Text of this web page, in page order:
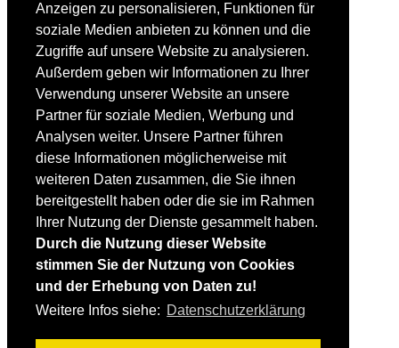
Anzeigen zu personalisieren, Funktionen für
soziale Medien anbieten zu können und die
Zugriffe auf unsere Website zu analysieren.
Außerdem geben wir Informationen zu Ihrer
Verwendung unserer Website an unsere
Partner für soziale Medien, Werbung und
Analysen weiter. Unsere Partner führen
diese Informationen möglicherweise mit
weiteren Daten zusammen, die Sie ihnen
bereitgestellt haben oder die sie im Rahmen
Ihrer Nutzung der Dienste gesammelt haben.
Durch die Nutzung dieser Website
stimmen Sie der Nutzung von Cookies
und der Erhebung von Daten zu!
Weitere Infos siehe: Datenschutzerklärung
Bootfitting
Skihelme
Skiservice selbst
SONSTIGES
Skireisen & -hotels
Impressum / Datenschutz
Mediadaten
Startseite